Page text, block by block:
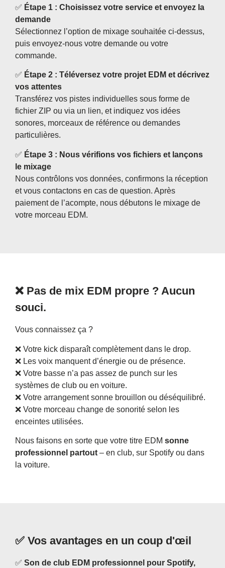
✅ Étape 1 : Choisissez votre service et envoyez la
demande
Sélectionnez l’option de mixage souhaitée ci-dessus,
puis envoyez-nous votre demande ou votre
commande.
✅ Étape 2 : Téléversez votre projet EDM et décrivez
vos attentes
Transférez vos pistes individuelles sous forme de
fichier ZIP ou via un lien, et indiquez vos idées
sonores, morceaux de référence ou demandes
particulières.
✅ Étape 3 : Nous vérifions vos fichiers et lançons
le mixage
Nous contrôlons vos données, confirmons la réception
et vous contactons en cas de question. Après
paiement de l’acompte, nous débutons le mixage de
votre morceau EDM.
❌ Pas de mix EDM propre ? Aucun
souci.
Vous connaissez ça ?
❌ Votre kick disparaît complètement dans le drop.
❌ Les voix manquent d’énergie ou de présence.
❌ Votre basse n’a pas assez de punch sur les
systèmes de club ou en voiture.
❌ Votre arrangement sonne brouillon ou déséquilibré.
❌ Votre morceau change de sonorité selon les
enceintes utilisées.
Nous faisons en sorte que votre titre EDM sonne
professionnel partout – en club, sur Spotify ou dans
la voiture.
✅ Vos avantages en un coup d'œil
✅ Son de club EDM professionnel pour Spotify,